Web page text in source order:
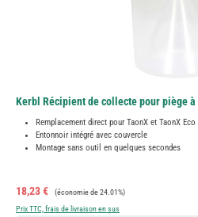
Kerbl Récipient de collecte pour piège à
Remplacement direct pour TaonX et TaonX Eco
Entonnoir intégré avec couvercle
Montage sans outil en quelques secondes
Prix de vente :
18,23 € Prix régulier :
(économie de 24.01%)
Prix TTC, frais de livraison en sus